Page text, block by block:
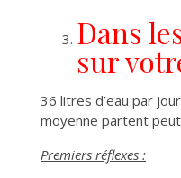
Dans
sur
36 litres d’eau par
moyenne partent
Premiers réflexes :